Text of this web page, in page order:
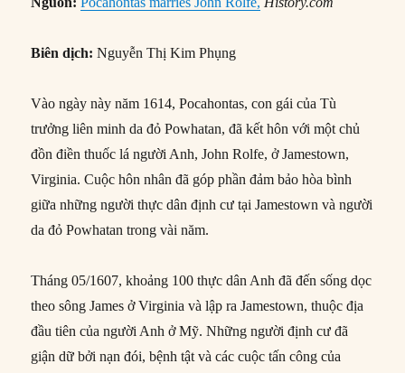
Biên dịch: Nguyễn Thị Kim Phụng
Vào ngày này năm 1614, Pocahontas, con gái của Tù
trưởng liên minh da đỏ Powhatan, đã kết hôn với một chủ
đồn điền thuốc lá người Anh, John Rolfe, ở Jamestown,
Virginia. Cuộc hôn nhân đã góp phần đảm bảo hòa bình
giữa những người thực dân định cư tại Jamestown và người
da đỏ Powhatan trong vài năm.
Tháng 05/1607, khoảng 100 thực dân Anh đã đến sống dọc
theo sông James ở Virginia và lập ra Jamestown, thuộc địa
đầu tiên của người Anh ở Mỹ. Những người định cư đã
giận dữ bởi nạn đói, bệnh tật và các cuộc tấn công của